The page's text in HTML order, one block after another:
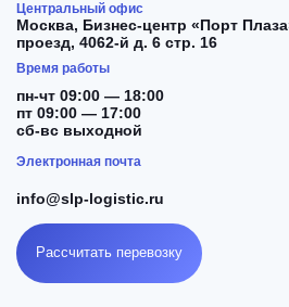
Центральный офис
Москва, Бизнес-центр «Порт
проезд, 4062-й д. 6 стр. 16
Время работы
пн-чт 09:00 — 18:00
пт 09:00 — 17:00
сб-вс выходной
Электронная почта
info@slp-logistic.ru
Рассчитать перевозку